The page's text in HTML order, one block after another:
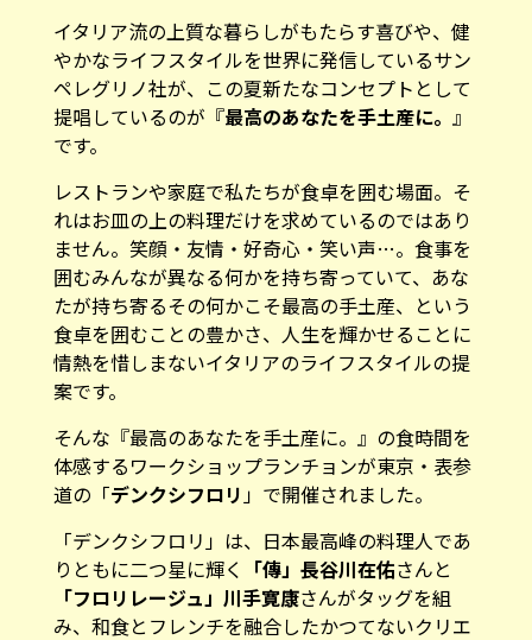
イタリア流の上質な暮らしがもたらす喜びや、健
やかなライフスタイルを世界に発信しているサン
ペレグリノ社が、この夏新たなコンセプトとして
提唱しているのが『最高のあなたを手土産に。 』
です。
レストランや家庭で私たちが食卓を囲む場面。そ
れはお皿の上の料理だけを求めているのではあり
ません。笑顔・友情・好奇心・笑い声…。食事を
囲むみんなが異なる何かを持ち寄っていて、あな
たが持ち寄るその何かこそ最高の手土産、という
食卓を囲むことの豊かさ、人生を輝かせることに
情熱を惜しまないイタリアのライフスタイルの提
案です。
そんな『最高のあなたを手土産に。』の食時間を
体感するワークショップランチョンが東京・表参
道の「デンクシフロリ 」で開催されました。
「デンクシフロリ」は、日本最高峰の料理人であ
りともに二つ星に輝く
「傳」長谷川在佑さんと
「フロリレージュ」川手寛康さんがタッグを組
み、和食とフレンチを融合したかつてないクリエ